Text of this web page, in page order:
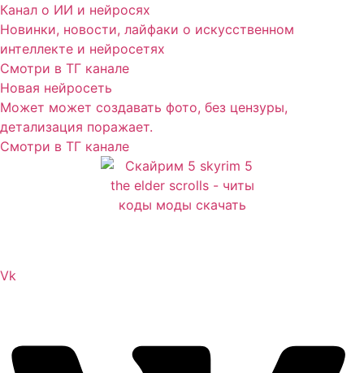
Канал о ИИ и нейросях
Новинки, новости, лайфаки о искусственном
интеллекте и нейросетях
Смотри в ТГ канале
Новая нейросеть
Может может создавать фото, без цензуры,
детализация поражает.
Смотри в ТГ канале
Vk